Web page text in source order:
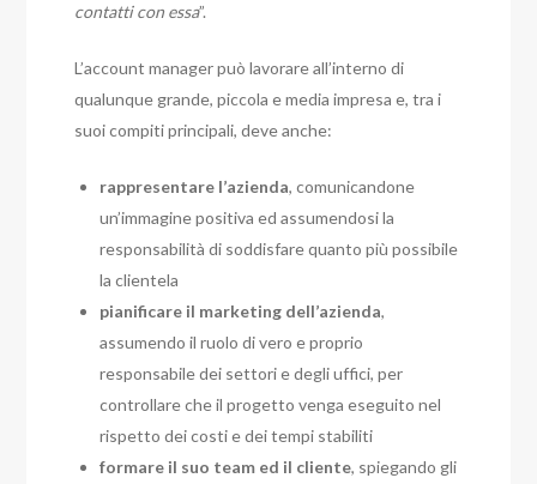
contatti con essa”.
L’account manager può lavorare all’interno di
qualunque grande, piccola e media impresa e, tra i
suoi compiti principali, deve anche:
rappresentare l’azienda, comunicandone
un’immagine positiva ed assumendosi la
responsabilità di soddisfare quanto più possibile
la clientela
pianificare il marketing dell’azienda,
assumendo il ruolo di vero e proprio
responsabile dei settori e degli uffici, per
controllare che il progetto venga eseguito nel
rispetto dei costi e dei tempi stabiliti
formare il suo team ed il cliente, spiegando gli